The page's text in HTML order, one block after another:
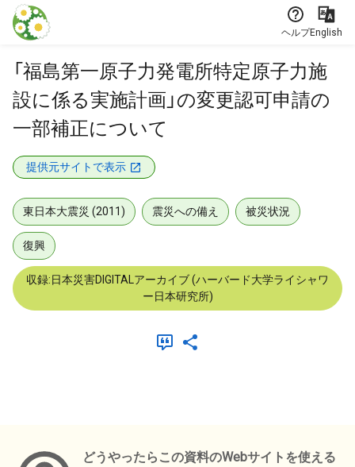
本文に飛ぶ
ヘルプEnglish
「福島第一原子力発電所特定原子力施
設に係る実施計画」の変更認可申請の
一部補正について
提供元サイトで表示
東日本大震災 (2011) 震災への備え 被災状況
復興
収録:日本災害DIGITALアーカイブ (ハーバード大学ライシャワ
ー日本研究所)
どうやったらこの資料のWebサイトを使える